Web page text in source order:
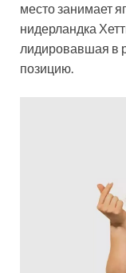
место занимает
нидерландка
лидировавшая в
позицию.